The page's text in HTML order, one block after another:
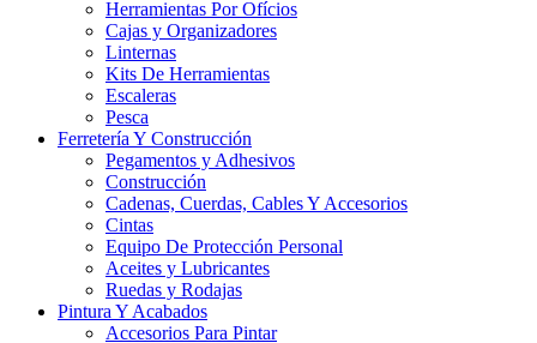
Herramientas Por Ofícios
Cajas y Organizadores
Linternas
Kits De Herramientas
Escaleras
Pesca
Ferretería Y Construcción
Pegamentos y Adhesivos
Construcción
Cadenas, Cuerdas, Cables Y Accesorios
Cintas
Equipo De Protección Personal
Aceites y Lubricantes
Ruedas y Rodajas
Pintura Y Acabados
Accesorios Para Pintar